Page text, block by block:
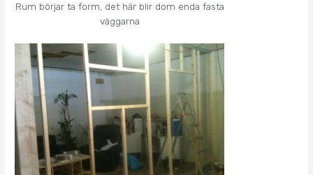
Rum börjar ta form, det här blir dom enda fasta
väggarna